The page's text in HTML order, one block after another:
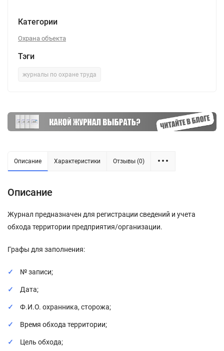
Категории
Охрана объекта
Тэги
журналы по охране труда
Описание Характеристики Отзывы (0)
Описание
Журнал предназначен для регистрации сведений и учета
обхода территории предприятия/организации.
Графы для заполнения:
№ записи;
Дата;
Ф.И.О. охранника, сторожа;
Время обхода территории;
Цель обхода;